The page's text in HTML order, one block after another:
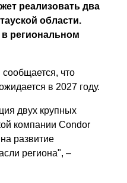
реализовать два
области.
региональном
сообщается, что
в 2027 году.
двух крупных
компании Condor
развитие
региона", –